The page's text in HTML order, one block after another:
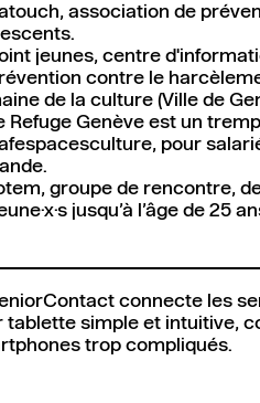
, association de
jeunes, centre
contre le
de la culture (Ville de
Refuge Genève est un
, pour
, groupe de rencontre,
jusqu’à l’âge de 25
connecte les
tablette simple et intuitive,
trop compliqués.